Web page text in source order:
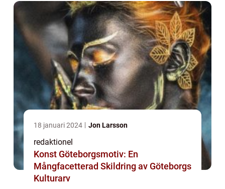
att gå in på...
18 januari 2024 Jon Larsson
redaktionel
Konst Göteborgsmotiv: En
Mångfacetterad Skildring av Göteborgs
Kulturarv